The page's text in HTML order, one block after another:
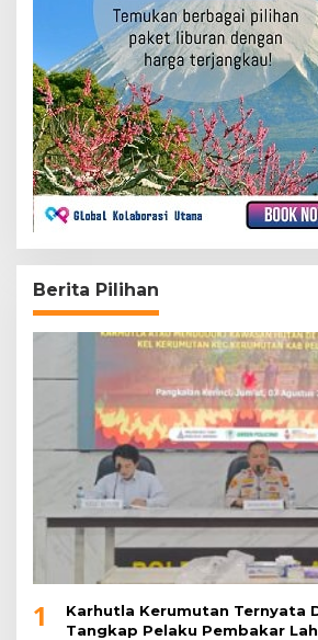
Berita Pilihan
1
Karhutla Kerumutan Ternyata
Tangkap Pelaku Pembakar